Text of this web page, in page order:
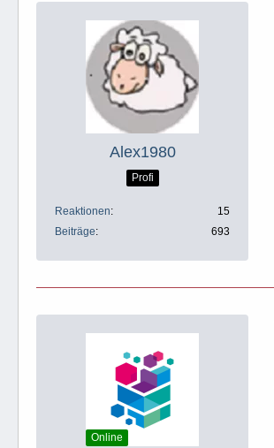
Alex1980
Profi
Reaktionen
15
Beiträge
693
Online